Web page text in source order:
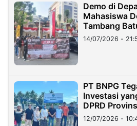
Demo di
Mahasiswa
Tambang
Lampung
14/07/2026 -
PT BNPG
Investasi
DPRD
12/07/2026 -